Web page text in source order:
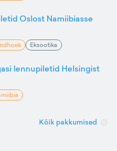
Oslost Namiibiasse
Eksootika
lennupiletid Helsingist
Kõik pakkumised